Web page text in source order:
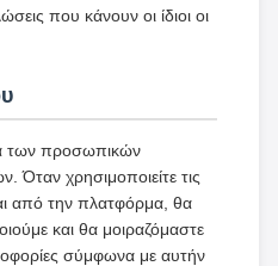
που κάνουν οι ίδιοι οι
των προσωπικών
χρησιμοποιείτε τις
από την πλατφόρμα, θα
και θα μοιραζόμαστε
σύμφωνα με αυτήν